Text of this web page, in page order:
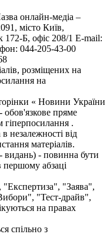
онлайн-медіа –
місто Київ,
Б, офіс 208/1 E-mail:
044-205-43-00
розміщених на
на
« Новини України
обов'язкове пряме
гіперпосилання .
незалежності від
матеріалів.
видань) - повинна бути
першому абзаці
"Заява",
"Тест-драйв",
на правах
спільно з